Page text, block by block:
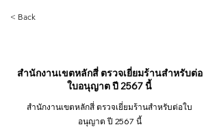
< Back
สำนักงานเขตหลักสี่ ตรวจเยี่ยมร้านสำหรับต่อ
ใบอนุญาต ปี 2567 นี้
สำนักงานเขตหลักสี่ ตรวจเยี่ยมร้านสำหรับต่อใบ
อนุญาต ปี 2567 นี้